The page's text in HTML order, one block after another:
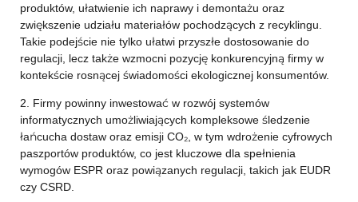
produktów, ułatwienie ich naprawy i demontażu oraz
zwiększenie udziału materiałów pochodzących z recyklingu.
Takie podejście nie tylko ułatwi przyszłe dostosowanie do
regulacji, lecz także wzmocni pozycję konkurencyjną firmy w
kontekście rosnącej świadomości ekologicznej konsumentów.
2. Firmy powinny inwestować w rozwój systemów
informatycznych umożliwiających kompleksowe śledzenie
łańcucha dostaw oraz emisji CO₂, w tym wdrożenie cyfrowych
paszportów produktów, co jest kluczowe dla spełnienia
wymogów ESPR oraz powiązanych regulacji, takich jak EUDR
czy CSRD.